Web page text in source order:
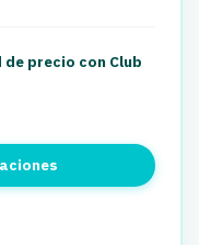
de precio con Club